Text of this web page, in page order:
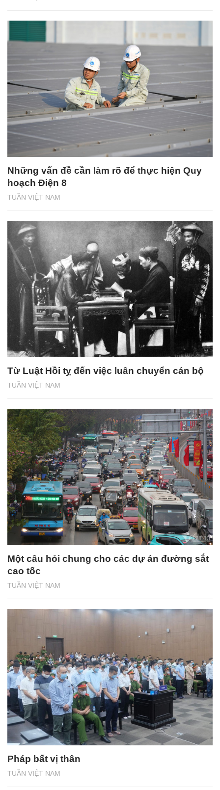
TUẦN VIỆT NAM
Những vấn đề cần làm rõ để thực hiện Quy
hoạch Điện 8
TUẦN VIỆT NAM
Từ Luật Hồi tỵ đến việc luân chuyển cán bộ
TUẦN VIỆT NAM
Một câu hỏi chung cho các dự án đường sắt
cao tốc
TUẦN VIỆT NAM
Pháp bất vị thân